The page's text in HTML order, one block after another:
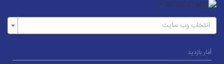
انتخاب وب سایت
آمار بازدید